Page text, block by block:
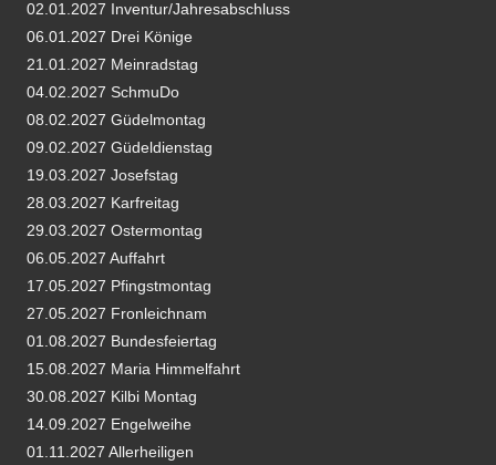
02.01.2027 Inventur/Jahresabschluss
06.01.2027 Drei Könige
21.01.2027 Meinradstag
04.02.2027 SchmuDo
08.02.2027 Güdelmontag
09.02.2027 Güdeldienstag
19.03.2027 Josefstag
28.03.2027 Karfreitag
29.03.2027 Ostermontag
06.05.2027 Auffahrt
17.05.2027 Pfingstmontag
27.05.2027 Fronleichnam
01.08.2027 Bundesfeiertag
15.08.2027 Maria Himmelfahrt
30.08.2027 Kilbi Montag
14.09.2027 Engelweihe
01.11.2027 Allerheiligen